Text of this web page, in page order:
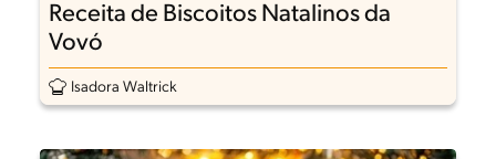
Receita de Biscoitos Natalinos da
Vovó
Isadora Waltrick